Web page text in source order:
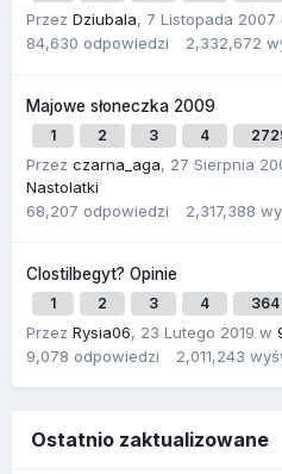
Przez Dziubala, 7 Listopada 2007
84,630 odpowiedzi 2,332,672
Majowe słoneczka 2009
1 2 3 4
Przez czarna_aga, 27 Sierpnia
Nastolatki
68,207 odpowiedzi 2,317,388
Clostilbegyt? Opinie
1 2 3 4 364
Przez Rysia06, 23 Lutego 2019 w
9,078 odpowiedzi 2,011,243
Ostatnio zaktualizowane